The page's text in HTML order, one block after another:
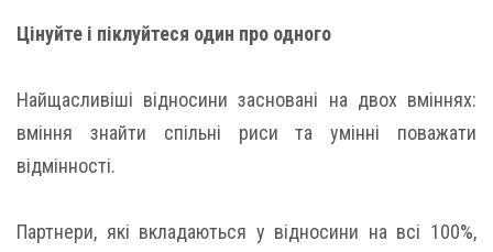
Цінуйте і піклуйтеся один про одного
Найщасливіші відносини засновані на двох вміннях:
вміння знайти спільні риси та умінні поважати
відмінності.
Партнери, які вкладаються у відносини на всі 100%,